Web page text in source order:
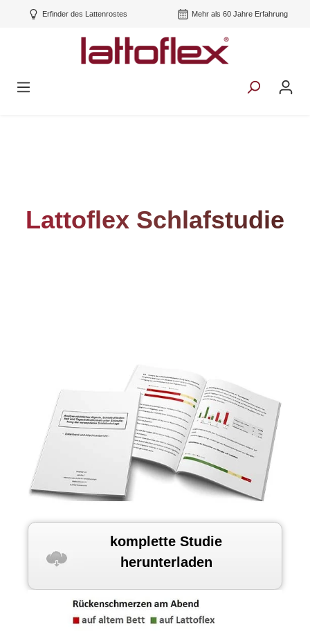
Erfinder des Lattenrostes Mehr als 60 Jahre Erfahrung
Lattoflex Schlafstudie
komplette Studie
herunterladen